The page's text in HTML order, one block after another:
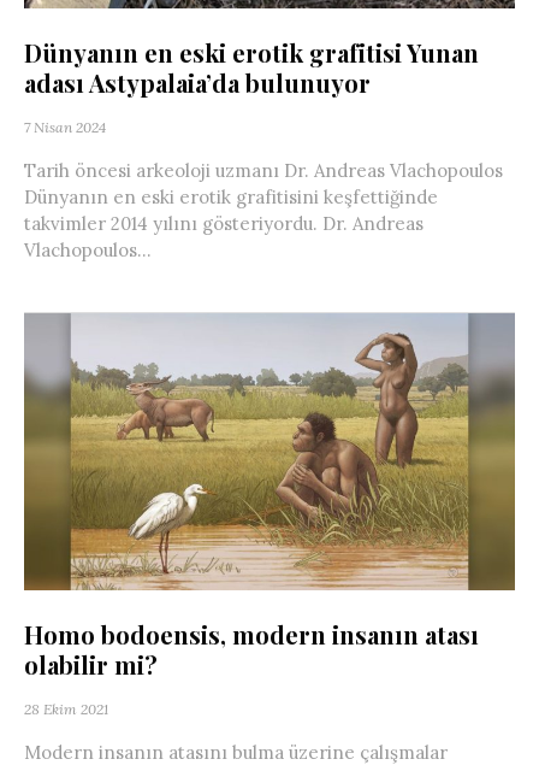
Dünyanın en eski erotik grafitisi Yunan
adası Astypalaia’da bulunuyor
7 Nisan 2024
Tarih öncesi arkeoloji uzmanı Dr. Andreas Vlachopoulos
Dünyanın en eski erotik grafitisini keşfettiğinde
takvimler 2014 yılını gösteriyordu. Dr. Andreas
Vlachopoulos...
Homo bodoensis, modern insanın atası
olabilir mi?
28 Ekim 2021
Modern insanın atasını bulma üzerine çalışmalar